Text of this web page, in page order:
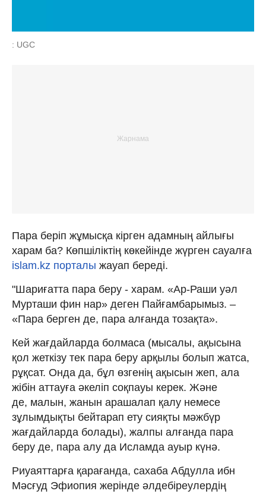
: UGC
Пара беріп жұмысқа кірген адамның айлығы
харам ба? Көпшіліктің көкейінде жүрген сауалға
islam.kz порталы жауап береді.
"Шариғатта пара беру - харам. «Ар-Раши уәл
Мурташи фин нар» деген Пайғамбарымыз. –
«Пара берген де, пара алғанда тозақта».
Кей жағдайларда болмаса (мысалы, ақысына
қол жеткізу тек пара беру арқылы болып жатса,
рұқсат. Онда да, бұл өзгенің ақысын жеп, ала
жібін аттауға әкеліп соқпауы керек. Және
де, малын, жанын арашалап қалу немесе
зұлымдықты бейтарап ету сияқты мәжбүр
жағдайларда болады), жалпы алғанда пара
беру де, пара алу да Исламда ауыр күнә.
Риуаяттарға қарағанда, сахаба Абдулла ибн
Мәсғуд Эфиопия жерінде әлдебіреулердің